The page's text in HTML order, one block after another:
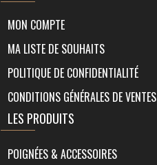
MON COMPTE
MA LISTE DE SOUHAITS
POLITIQUE DE CONFIDENTIALITÉ
CONDITIONS GÉNÉRALES DE VENTES
LES PRODUITS
POIGNÉES & ACCESSOIRES